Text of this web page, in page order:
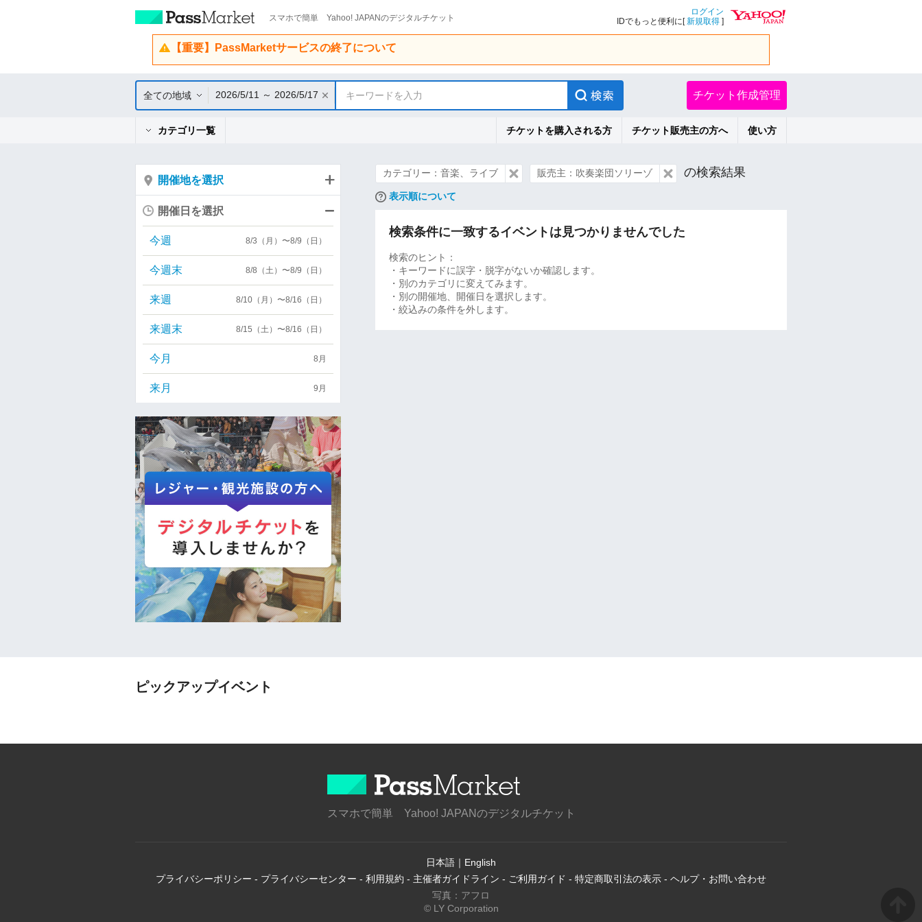
スマホで簡単 Yahoo! JAPANのデジタルチケット
ログイン
IDでもっと便利に[新規取得 ]
【重要】PassMarketサービスの終了について
全ての地域 2026/5/11 ～ 2026/5/17 キーワードを入力 チケット作成管理
カテゴリ一覧 チケットを購入される方 チケット販売主の方へ 使い方
カテゴリー：音楽、ライブ 販売主：吹奏楽団ソリーゾ の検索結果
表示順について
検索条件に一致するイベントは見つかりませんでした
検索のヒント：
・キーワードに誤字・脱字がないか確認します。
・別のカテゴリに変えてみます。
・別の開催地、開催日を選択します。
・絞込みの条件を外します。
開催地を選択
開催日を選択
今週 8/3（月）〜8/9（日）
今週末 8/8（土）〜8/9（日）
来週 8/10（月）〜8/16（日）
来週末 8/15（土）〜8/16（日）
今月 8月
来月 9月
ピックアップイベント
スマホで簡単 Yahoo! JAPANのデジタルチケット
日本語 ｜ English
プライバシーポリシー - プライバシーセンター - 利用規約 - 主催者ガイドライン - ご利用ガイド - 特定商取引法の表示 - ヘルプ・お問い合わせ
写真：アフロ
© LY Corporation